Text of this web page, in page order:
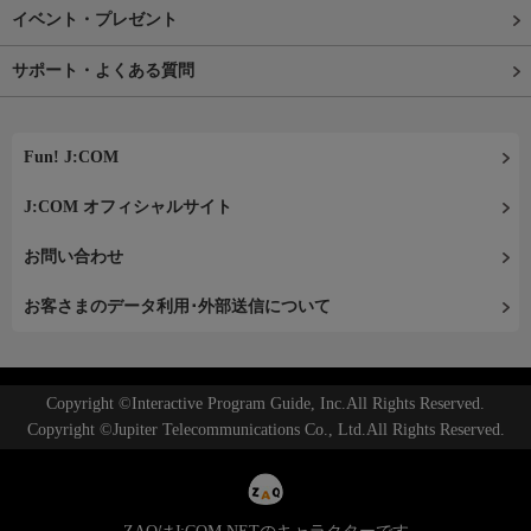
イベント・プレゼント
サポート・よくある質問
Fun! J:COM
J:COM オフィシャルサイト
お問い合わせ
お客さまのデータ利用･外部送信について
Copyright ©Interactive Program Guide, Inc.All Rights Reserved.
Copyright ©Jupiter Telecommunications Co., Ltd.All Rights Reserved.